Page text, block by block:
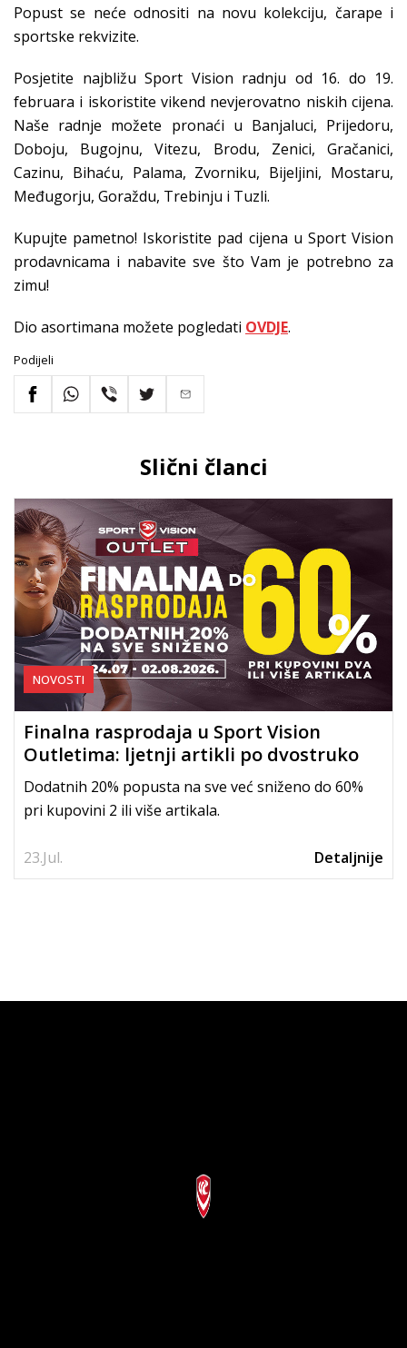
Popust se neće odnositi na novu kolekciju, čarape i
sportske rekvizite.
Posjetite najbližu Sport Vision radnju od 16. do 19.
februara i iskoristite vikend nevjerovatno niskih cijena.
Naše radnje možete pronaći u Banjaluci, Prijedoru,
Doboju, Bugojnu, Vitezu, Brodu, Zenici, Gračanici,
Cazinu, Bihaću, Palama, Zvorniku, Bijeljini, Mostaru,
Međugorju, Goraždu, Trebinju i Tuzli.
Kupujte pametno! Iskoristite pad cijena u Sport Vision
prodavnicama i nabavite sve što Vam je potrebno za
zimu!
Dio asortimana možete pogledati OVDJE.
Podijeli
Slični članci
23.Jul.
NOVOSTI
Finalna rasprodaja u Sport Vision
Outletima: ljetnji artikli po dvostruko
nižim cijenama
Dodatnih 20% popusta na sve već sniženo do 60%
pri kupovini 2 ili više artikala.
Detaljnije